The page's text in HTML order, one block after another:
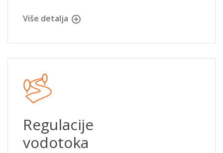
Više detalja
Regulacije
vodotoka